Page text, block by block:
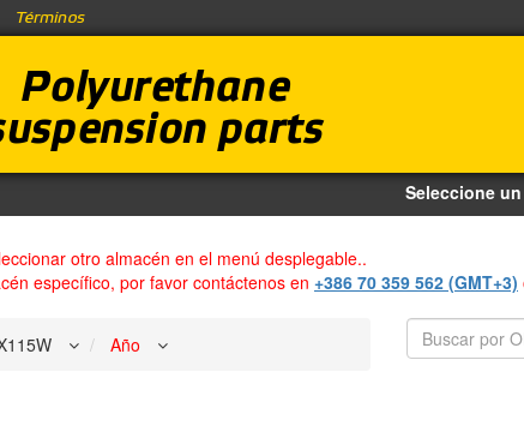
Términos
Polyurethane
parts
Seleccione
otro almacén en el menú desplegable..
específico, por favor contáctenos en +386 70 359 562 (GMT+3)